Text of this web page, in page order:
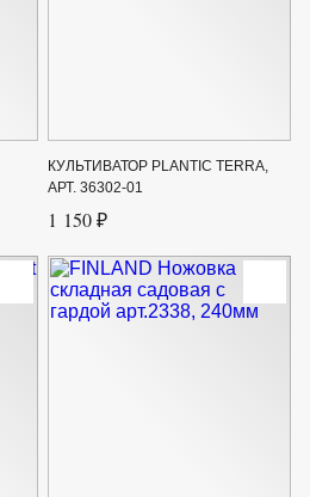
КУЛЬТИВАТОР PLANTIC TERRA,
АРТ. 36302-01
1 150 ₽